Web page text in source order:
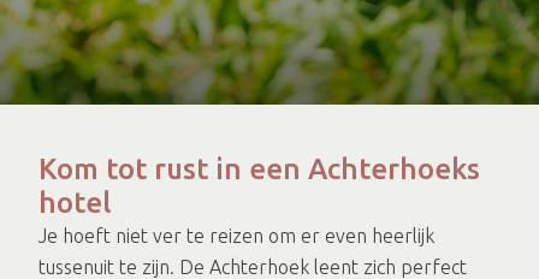
Kom tot rust in een Achterhoeks
hotel
Je hoeft niet ver te reizen om er even heerlijk
tussenuit te zijn. De Achterhoek leent zich perfect